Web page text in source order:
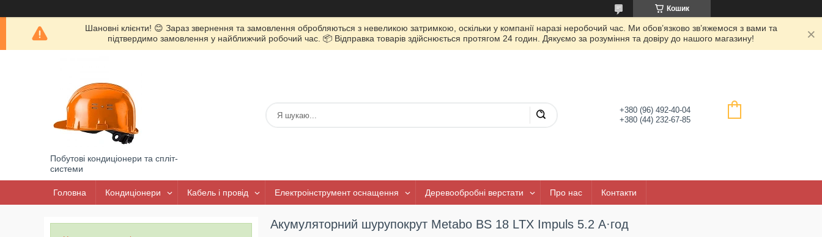
Кошик
Шановні клієнти! 😊 Зараз звернення та замовлення обробляються з невеликою затримкою, оскільки у компанії наразі неробочий час. Ми обов’язково зв’яжемося з вами та
підтвердимо замовлення у найближчий робочий час. 📦 Відправка товарів здійснюється протягом 24 годин. Дякуємо за розуміння та довіру до нашого магазину!
Побутові кондиціонери та спліт-
системи
+380 (96) 492-40-04
+380 (44) 232-67-85
Головна Кондиціонери Кабель і провід Електроінструмент оснащення Деревообробні верстати Про нас Контакти
Акумуляторний шурупокрут Metabo BS 18 LTX Impuls 5.2 А·год